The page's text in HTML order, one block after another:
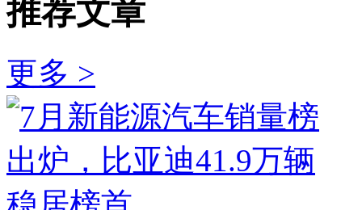
推荐文章
更多 >